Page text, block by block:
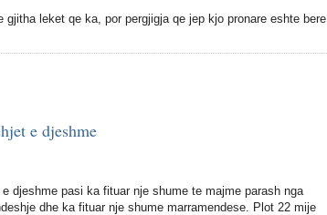
leket qe ka, por pergjigja qe jep kjo pronare eshte bere
e djeshme
djeshme pasi ka fituar nje shume te majme parash nga
dhe ka fituar nje shume marramendese. Plot 22 mije